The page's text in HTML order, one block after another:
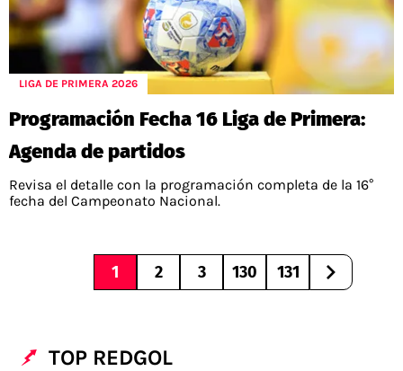
LIGA DE PRIMERA 2026
Programación Fecha 16 Liga de Primera:
Agenda de partidos
Revisa el detalle con la programación completa de la 16°
fecha del Campeonato Nacional.
1 2 3 130 131
TOP REDGOL